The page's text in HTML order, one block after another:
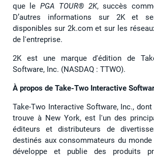
que le PGA TOUR® 2K, succès
D’autres informations sur 2K et
disponibles sur 2k.com et sur les
de l'entreprise.
2K est une marque d'édition de
Software, Inc. (NASDAQ : TTWO).
À propos de Take-Two Interactive
Take-Two Interactive Software, Inc.,
trouve à New York, est l'un des
éditeurs et distributeurs de
destinés aux consommateurs du
développe et publie des produits